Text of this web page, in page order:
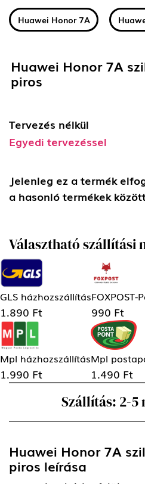
Huawei Honor 7A
Huawei Honor 7A
piros
Tervezés nélkül
Egyedi tervezéssel
Jelenleg ez a termék
a hasonló termékek
Választható szállítási
GLS házhozszállítás
1.890 Ft 990 Ft
Mpl házhozszállítás
1.990 Ft
Mpl
1.490 Ft
Szállítás: 2-5
Huawei Honor 7A
piros leírása